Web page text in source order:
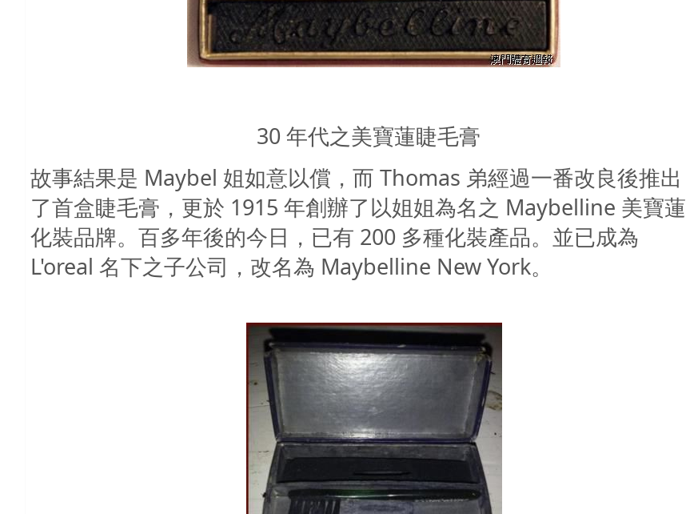
30 年代之美寶蓮睫毛膏
故事結果是 Maybel 姐如意以償，而 Thomas 弟經過一番改良後推出
了首盒睫毛膏，更於 1915 年創辦了以姐姐為名之 Maybelline 美寶蓮
化裝品牌。百多年後的今日，已有 200 多種化裝產品。並已成為
L'oreal 名下之子公司，改名為 Maybelline New York。